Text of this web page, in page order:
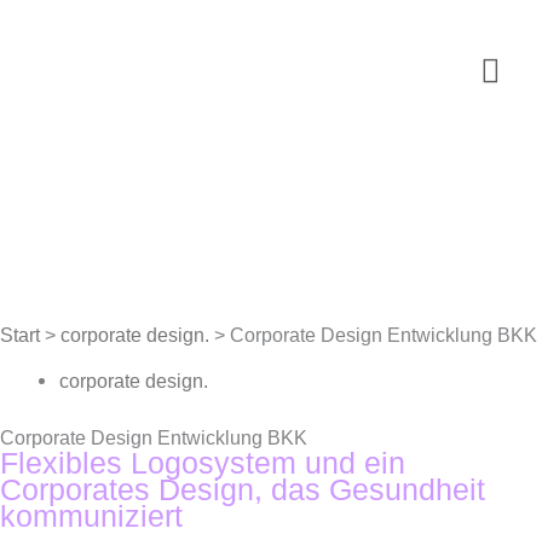
Start> corporate design. > Corporate Design Entwicklung BKK
corporate design.
Corporate Design Entwicklung BKK
Flexibles Logosystem und ein
Corporates Design, das Gesundheit
kommuniziert